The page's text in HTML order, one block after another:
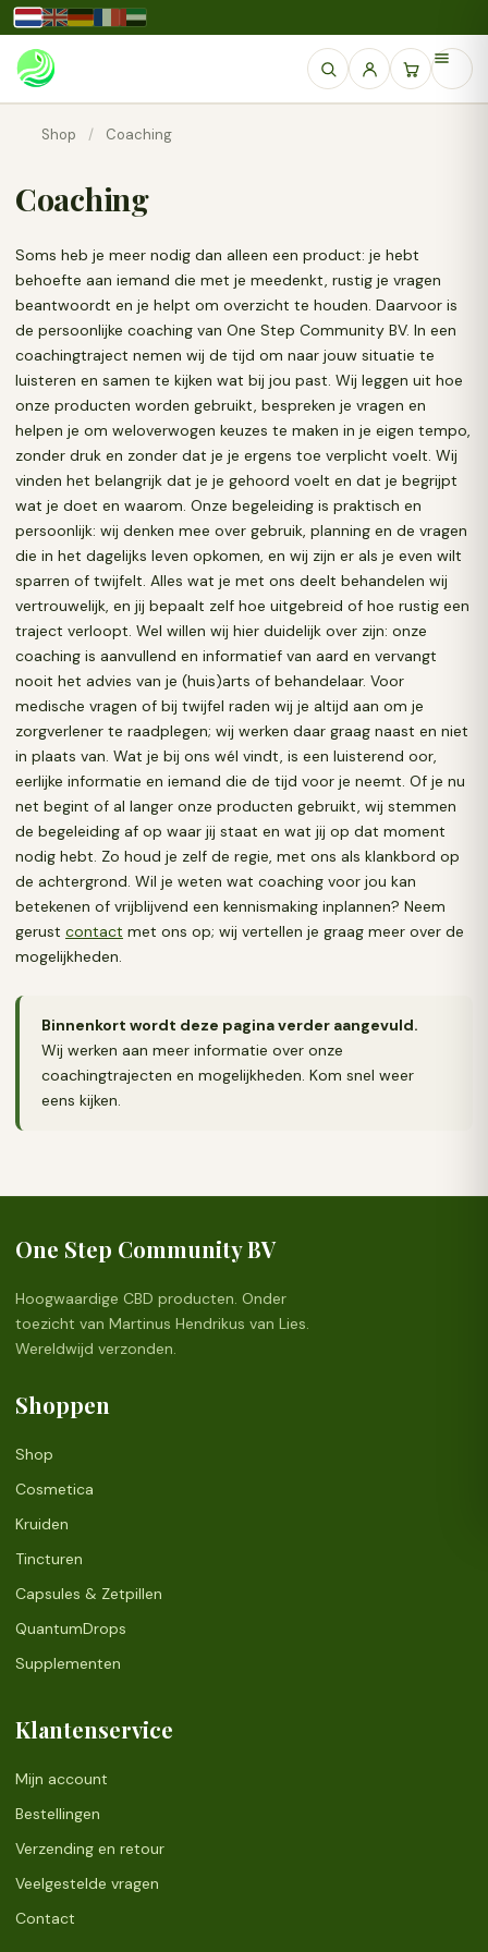
Shop / Coaching
Coaching
Soms heb je meer nodig dan alleen een product: je hebt
behoefte aan iemand die met je meedenkt, rustig je vragen
beantwoordt en je helpt om overzicht te houden. Daarvoor is
de persoonlijke coaching van One Step Community BV. In een
coachingtraject nemen wij de tijd om naar jouw situatie te
luisteren en samen te kijken wat bij jou past. Wij leggen uit hoe
onze producten worden gebruikt, bespreken je vragen en
helpen je om weloverwogen keuzes te maken in je eigen tempo,
zonder druk en zonder dat je je ergens toe verplicht voelt. Wij
vinden het belangrijk dat je je gehoord voelt en dat je begrijpt
wat je doet en waarom. Onze begeleiding is praktisch en
persoonlijk: wij denken mee over gebruik, planning en de vragen
die in het dagelijks leven opkomen, en wij zijn er als je even wilt
sparren of twijfelt. Alles wat je met ons deelt behandelen wij
vertrouwelijk, en jij bepaalt zelf hoe uitgebreid of hoe rustig een
traject verloopt. Wel willen wij hier duidelijk over zijn: onze
coaching is aanvullend en informatief van aard en vervangt
nooit het advies van je (huis)arts of behandelaar. Voor
medische vragen of bij twijfel raden wij je altijd aan om je
zorgverlener te raadplegen; wij werken daar graag naast en niet
in plaats van. Wat je bij ons wél vindt, is een luisterend oor,
eerlijke informatie en iemand die de tijd voor je neemt. Of je nu
net begint of al langer onze producten gebruikt, wij stemmen
de begeleiding af op waar jij staat en wat jij op dat moment
nodig hebt. Zo houd je zelf de regie, met ons als klankbord op
de achtergrond. Wil je weten wat coaching voor jou kan
betekenen of vrijblijvend een kennismaking inplannen? Neem
gerust contact met ons op; wij vertellen je graag meer over de
mogelijkheden.
Binnenkort wordt deze pagina verder aangevuld.
Wij werken aan meer informatie over onze
coachingtrajecten en mogelijkheden. Kom snel weer
eens kijken.
One Step Community BV
Hoogwaardige CBD producten. Onder
toezicht van Martinus Hendrikus van Lies.
Wereldwijd verzonden.
Shoppen
Shop
Cosmetica
Kruiden
Tincturen
Capsules & Zetpillen
QuantumDrops
Supplementen
Klantenservice
Mijn account
Bestellingen
Verzending en retour
Veelgestelde vragen
Contact